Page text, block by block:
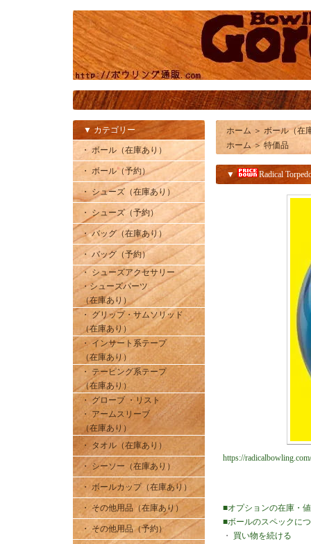
▼ カテゴリー
・ ボール（在庫あり）
・ ボール（予約）
・ シューズ（在庫あり）
・ シューズ（予約）
・ バッグ（在庫あり）
・ バッグ（予約）
・ シューズアクセサリー
・シューズパーツ
（在庫あり）
・ グリップ・サムソリッド
（在庫あり）
・ インサート系テープ
（在庫あり）
・ テーピング系テープ
（在庫あり）
・ グローブ ・リスト
・ アームスリーブ
（在庫あり）
・ タオル（在庫あり）
・ シーソー（在庫あり）
・ ボールカップ（在庫あり）
・ その他用品（在庫あり）
・ その他用品（予約）
ホーム ＞ ボール（在
ホーム ＞ 特価品
▼ Radical
https://
■オプションの在庫・
■ボールのスペックに
・ 買い物を続ける